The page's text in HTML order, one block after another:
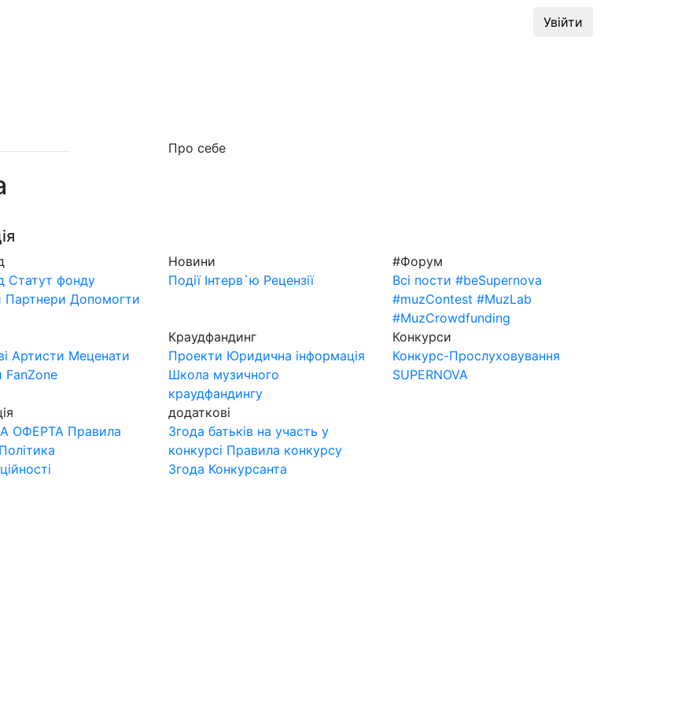
Увійти
Про себе
Статут фонду
Партнери Допомогти
Новини
Події Інтерв`ю Рецензії
#Форум
Всі пости #beSupernova
#muzContest #MuzLab
#MuzCrowdfunding
Артисти Меценати
FanZone
Краудфандинг
Проекти Юридична інформація
Школа музичного
краудфандингу
Конкурси
Конкурс-Прослуховування
SUPERNOVA
ОФЕРТА Правила
Політика
додаткові
Згода батьків на участь у
конкурсі Правила конкурсу
Згода Конкурсанта